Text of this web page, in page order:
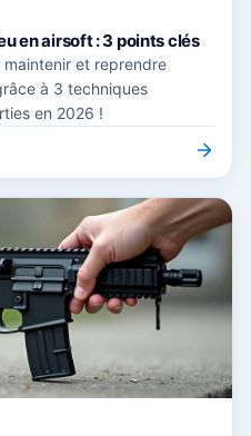
en airsoft : 3 points clés
et reprendre
à 3 techniques
en 2026 !